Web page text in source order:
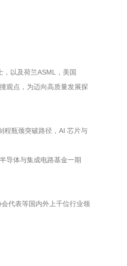
以及荷兰ASML，美国
观点，为迈向高质量发展探
程瓶颈突破路径，AI 芯片与
导体与集成电路基金一期
代表等国内外上千位行业领